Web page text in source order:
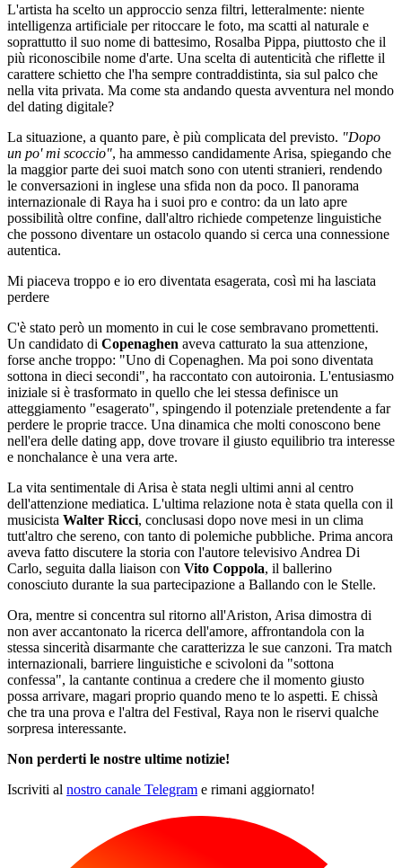
L'artista ha scelto un approccio senza filtri, letteralmente: niente
intelligenza artificiale per ritoccare le foto, ma scatti al naturale e
soprattutto il suo nome di battesimo, Rosalba Pippa, piuttosto che il
più riconoscibile nome d'arte. Una scelta di autenticità che riflette il
carattere schietto che l'ha sempre contraddistinta, sia sul palco che
nella vita privata. Ma come sta andando questa avventura nel mondo
del dating digitale?
La situazione, a quanto pare, è più complicata del previsto. "Dopo
un po' mi scoccio", ha ammesso candidamente Arisa, spiegando che
la maggior parte dei suoi match sono con utenti stranieri, rendendo
le conversazioni in inglese una sfida non da poco. Il panorama
internazionale di Raya ha i suoi pro e contro: da un lato apre
possibilità oltre confine, dall'altro richiede competenze linguistiche
che possono diventare un ostacolo quando si cerca una connessione
autentica.
Mi piaceva troppo e io ero diventata esagerata, così mi ha lasciata
perdere
C'è stato però un momento in cui le cose sembravano promettenti.
Un candidato di Copenaghen aveva catturato la sua attenzione,
forse anche troppo: "Uno di Copenaghen. Ma poi sono diventata
sottona in dieci secondi", ha raccontato con autoironia. L'entusiasmo
iniziale si è trasformato in quello che lei stessa definisce un
atteggiamento "esagerato", spingendo il potenziale pretendente a far
perdere le proprie tracce. Una dinamica che molti conoscono bene
nell'era delle dating app, dove trovare il giusto equilibrio tra interesse
e nonchalance è una vera arte.
La vita sentimentale di Arisa è stata negli ultimi anni al centro
dell'attenzione mediatica. L'ultima relazione nota è stata quella con il
musicista Walter Ricci, conclusasi dopo nove mesi in un clima
tutt'altro che sereno, con tanto di polemiche pubbliche. Prima ancora
aveva fatto discutere la storia con l'autore televisivo Andrea Di
Carlo, seguita dalla liaison con Vito Coppola, il ballerino
conosciuto durante la sua partecipazione a Ballando con le Stelle.
Ora, mentre si concentra sul ritorno all'Ariston, Arisa dimostra di
non aver accantonato la ricerca dell'amore, affrontandola con la
stessa sincerità disarmante che caratterizza le sue canzoni. Tra match
internazionali, barriere linguistiche e scivoloni da "sottona
confessa", la cantante continua a credere che il momento giusto
possa arrivare, magari proprio quando meno te lo aspetti. E chissà
che tra una prova e l'altra del Festival, Raya non le riservi qualche
sorpresa interessante.
Non perderti le nostre ultime notizie!
Iscriviti al nostro canale Telegram e rimani aggiornato!